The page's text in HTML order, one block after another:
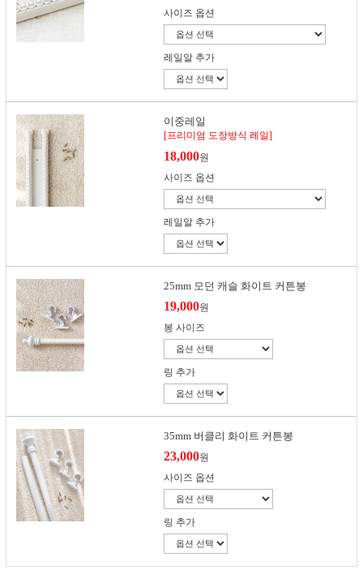
사이즈 옵션
레일알 추가
이중레일
[프리미엄 도장방식 레일]
18,000원
사이즈 옵션
레일알 추가
25mm 모던 캐슬 화이트 커튼봉
19,000원
봉 사이즈
링 추가
35mm 버클리 화이트 커튼봉
23,000원
사이즈 옵션
링 추가